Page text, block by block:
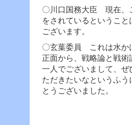
〇川口国務大臣 現在、
をされているというこ
ございます。
〇玄葉委員 これは水か
正面から、戦略論と戦
一人でございまして、
ただきたいなというふう
とうございました。